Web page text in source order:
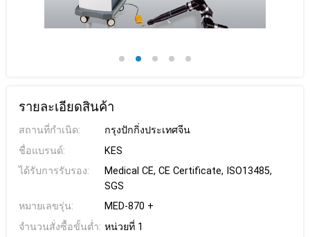
รายละเอียดสินค้า
สถานที่กำเนิด:
กรุงปักกิ่งประเทศจีน
ชื่อแบรนด์:
KES
ได้รับการรับรอง:
Medical CE, CE Certificate, ISO13485,
SGS
หมายเลขรุ่น:
MED-870 +
จำนวนสั่งซื้อขั้นต่ำ: หน่วยที่ 1